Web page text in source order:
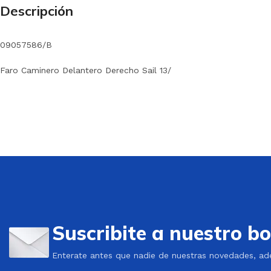
Descripción
09057586/B
Faro Caminero Delantero Derecho Sail 13/
Suscribite a nuestro
Enterate antes que nadie de nuestras novedades,